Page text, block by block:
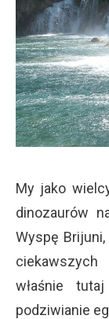
My jako
dinozaurów
Wyspę
właśnie
podziwianie